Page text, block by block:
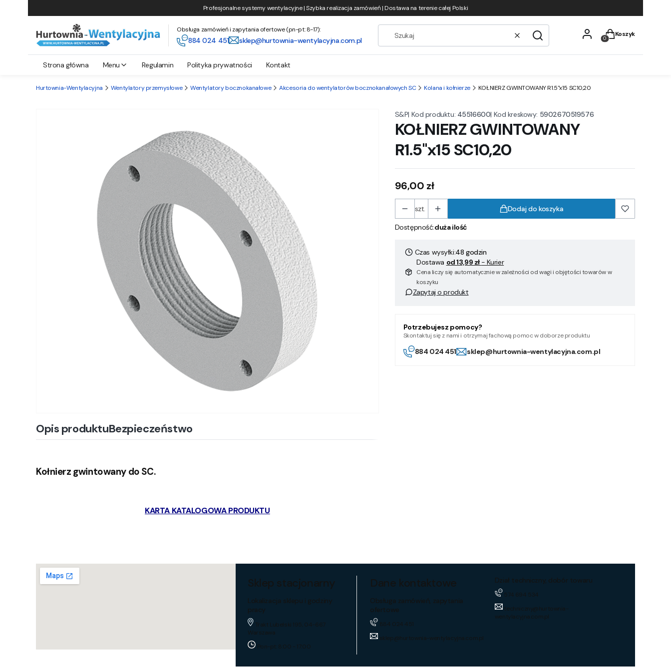
Profesjonalne systemy wentylacyjne | Szybka realizacja zamówień | Dostawa na terenie całej Polski
Obsługa zamówień i zapytania ofertowe (pn-pt: 8-17):
884 024 451 sklep@hurtownia-wentylacyjna.com.pl WyczyśćSzukaj
Produkty w
Koszyk
Strona główna Menu Regulamin Polityka prywatności Kontakt
Hurtownia-Wentylacyjna Wentylatory przemysłowe Wentylatory bocznokanałowe Akcesoria do wentylatorów bocznokanałowych SC Kolana i kołnierze KOŁNIERZ GWINTOWANY R1.5"x15 SC10,20
Opis produktuBezpieczeństwo
Kołnierz gwintowany do SC.
KARTA KATALOGOWA PRODUKTU
S&P| Kod produktu: 45516600| Kod kreskowy: 5902670519576
KOŁNIERZ GWINTOWANY
R1.5"x15 SC10,20
Cena
96,00 zł
szt. Dodaj do koszyka
Dostępność:duża ilość
Czas wysyłki:48 godzin
Dostawa od 13,99 zł - Kurier
Cena liczy się automatycznie w zależności od wagi i objętości towarów w
koszyku
Zapytaj o produkt
Potrzebujesz pomocy?
Skontaktuj się z nami i otrzymaj fachową pomoc w doborze produktu
884 024 451 sklep@hurtownia-wentylacyjna.com.pl
Sklep stacjonarny
Lokalizacja sklepu i godziny
pracy
Trakt Lubelski 195, 04-667
Warszawa
Pon-pt: 8:00 - 17:00
Dane kontaktowe
Obsługa zamówień, zapytania
ofertowe
884 024 451
sklep@hurtownia-wentylacyjna.com.pl
Dział techniczny, dobór towaru
574 694 534
techniczny@hurtownia-
wentylacyjna.com.pl